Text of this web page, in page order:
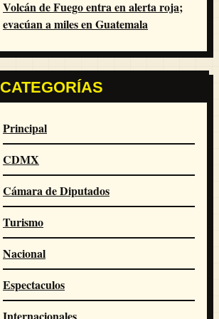
Volcán de Fuego entra en alerta roja;
evacúan a miles en Guatemala
CATEGORÍAS
Principal
CDMX
Cámara de Diputados
Turismo
Nacional
Espectaculos